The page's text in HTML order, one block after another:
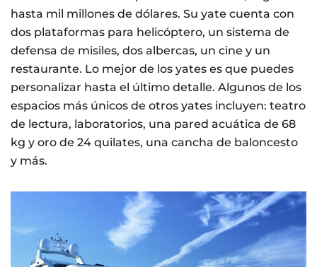
hasta mil millones de dólares. Su yate cuenta con
dos plataformas para helicóptero, un sistema de
defensa de misiles, dos albercas, un cine y un
restaurante. Lo mejor de los yates es que puedes
personalizar hasta el último detalle. Algunos de los
espacios más únicos de otros yates incluyen: teatro
de lectura, laboratorios, una pared acuática de 68
kg y oro de 24 quilates, una cancha de baloncesto
y más.